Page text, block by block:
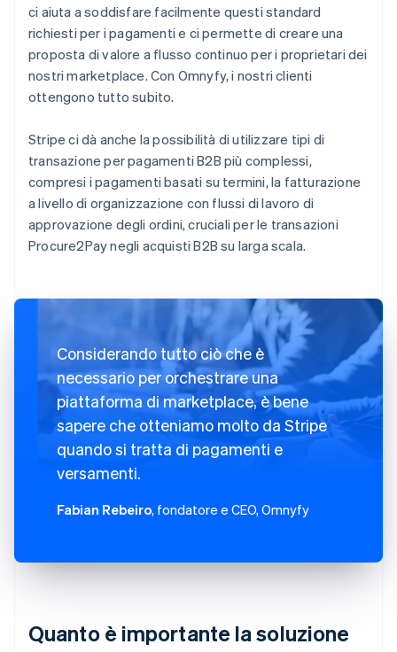
ci aiuta a soddisfare facilmente questi standard
richiesti per i pagamenti e ci permette di creare una
proposta di valore a flusso continuo per i proprietari dei
nostri marketplace. Con Omnyfy, i nostri clienti
ottengono tutto subito.
Stripe ci dà anche la possibilità di utilizzare tipi di
transazione per pagamenti B2B più complessi,
compresi i pagamenti basati su termini, la fatturazione
a livello di organizzazione con flussi di lavoro di
approvazione degli ordini, cruciali per le transazioni
Procure2Pay negli acquisti B2B su larga scala.
Considerando tutto ciò che è
necessario per orchestrare una
piattaforma di marketplace, è bene
sapere che otteniamo molto da Stripe
quando si tratta di pagamenti e
versamenti.
Fabian Rebeiro, fondatore e CEO, Omnyfy
Quanto è importante la soluzione